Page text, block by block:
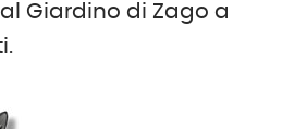
Giardino di Zago a